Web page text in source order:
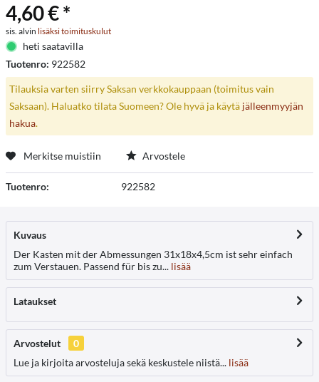
4,60 € *
sis. alvin lisäksi toimituskulut
heti saatavilla
Tuotenro: 922582
Tilauksia varten siirry Saksan verkkokauppaan (toimitus vain
Saksaan). Haluatko tilata Suomeen? Ole hyvä ja käytä jälleenmyyjän
hakua.
Merkitse muistiin Arvostele
Tuotenro: 922582
Kuvaus
Der Kasten mit der Abmessungen 31x18x4,5cm ist sehr einfach
zum Verstauen. Passend für bis zu... lisää
Lataukset
Arvostelut
0
Lue ja kirjoita arvosteluja sekä keskustele niistä... lisää